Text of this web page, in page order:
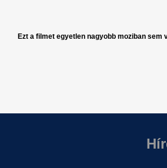
Ezt a filmet egyetlen nagyobb moziban sem